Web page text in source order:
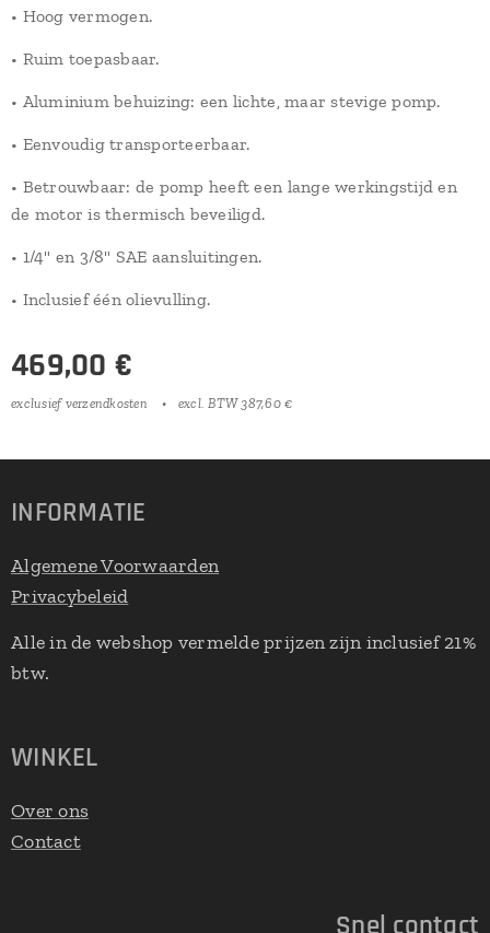
• Hoog vermogen.
• Ruim toepasbaar.
• Aluminium behuizing: een lichte, maar stevige pomp.
• Eenvoudig transporteerbaar.
• Betrouwbaar: de pomp heeft een lange werkingstijd en
de motor is thermisch beveiligd.
• 1/4" en 3/8" SAE aansluitingen.
• Inclusief één olievulling.
469,00 €
exclusief verzendkosten excl. BTW 387,60 €
INFORMATIE
Algemene Voorwaarden
Privacybeleid
Alle in de webshop vermelde prijzen zijn inclusief 21%
btw.
WINKEL
Over ons
Contact